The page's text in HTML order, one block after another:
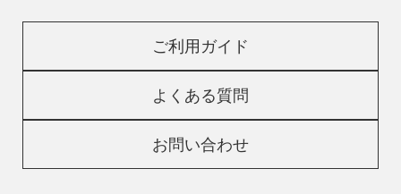
ご利用ガイド
よくある質問
お問い合わせ